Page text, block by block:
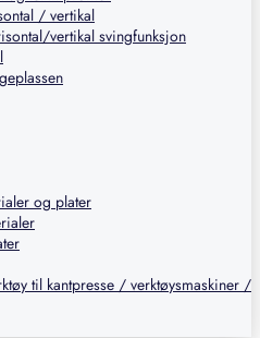
/ vertikal
vertikal svingfunksjon
og plater
til kantpresse / verktøysmaskiner /